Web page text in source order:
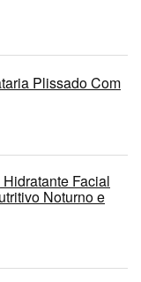
Plissado Com
Facial
Noturno e